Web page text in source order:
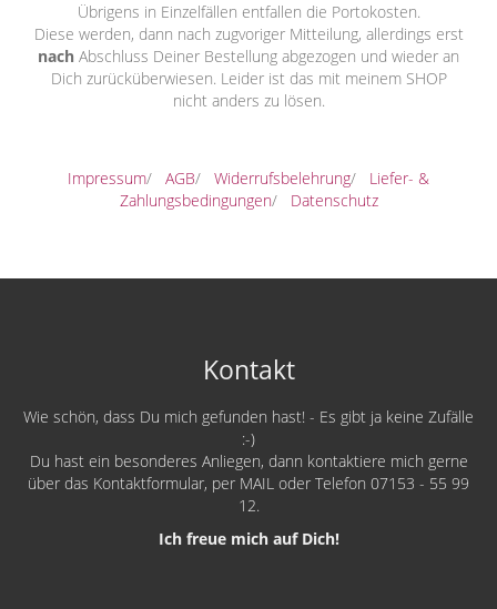
Übrigens in Einzelfällen entfallen die Portokosten.
Diese werden, dann nach zugvoriger Mitteilung, allerdings erst
nach Abschluss Deiner Bestellung abgezogen und wieder an
Dich zurücküberwiesen. Leider ist das mit meinem SHOP
nicht anders zu lösen.
Impressum/ AGB/ Widerrufsbelehrung/ Liefer- &
Zahlungsbedingungen/ Datenschutz
Kontakt
Wie schön, dass Du mich gefunden hast! - Es gibt ja keine Zufälle
:-)
Du hast ein besonderes Anliegen, dann kontaktiere mich gerne
über das Kontaktformular, per MAIL oder Telefon 07153 - 55 99
12.
Ich freue mich auf Dich!